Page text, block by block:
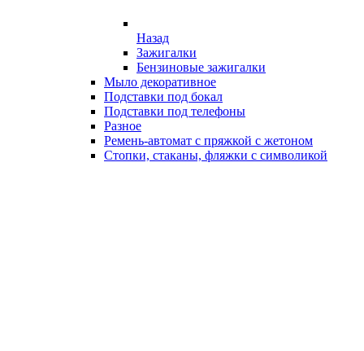
Назад
Зажигалки
Бензиновые зажигалки
Мыло декоративное
Подставки под бокал
Подставки под телефоны
Разное
Ремень-автомат с пряжкой с жетоном
Стопки, стаканы, фляжки с символикой